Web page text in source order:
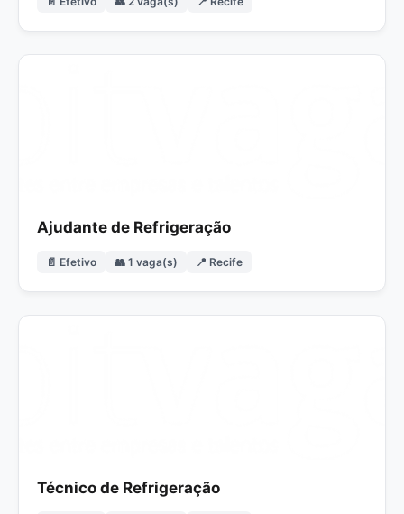
Ajudante de Refrigeração
📄 Efetivo 👥 1 vaga(s) 📍 Recife
Técnico de Refrigeração